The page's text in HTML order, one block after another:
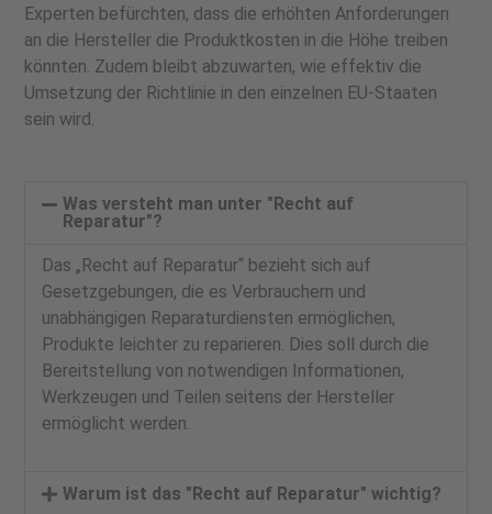
Experten befürchten, dass die erhöhten Anforderungen
an die Hersteller die Produktkosten in die Höhe treiben
könnten. Zudem bleibt abzuwarten, wie effektiv die
Umsetzung der Richtlinie in den einzelnen EU-Staaten
sein wird.
Was versteht man unter "Recht auf
Reparatur"?
Das „Recht auf Reparatur“ bezieht sich auf
Gesetzgebungen, die es Verbrauchern und
unabhängigen Reparaturdiensten ermöglichen,
Produkte leichter zu reparieren. Dies soll durch die
Bereitstellung von notwendigen Informationen,
Werkzeugen und Teilen seitens der Hersteller
ermöglicht werden.
Warum ist das "Recht auf Reparatur" wichtig?